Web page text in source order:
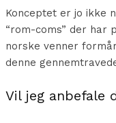
Konceptet er jo ikke
“rom-coms” der har
norske venner
denne
Vil jeg anbefale